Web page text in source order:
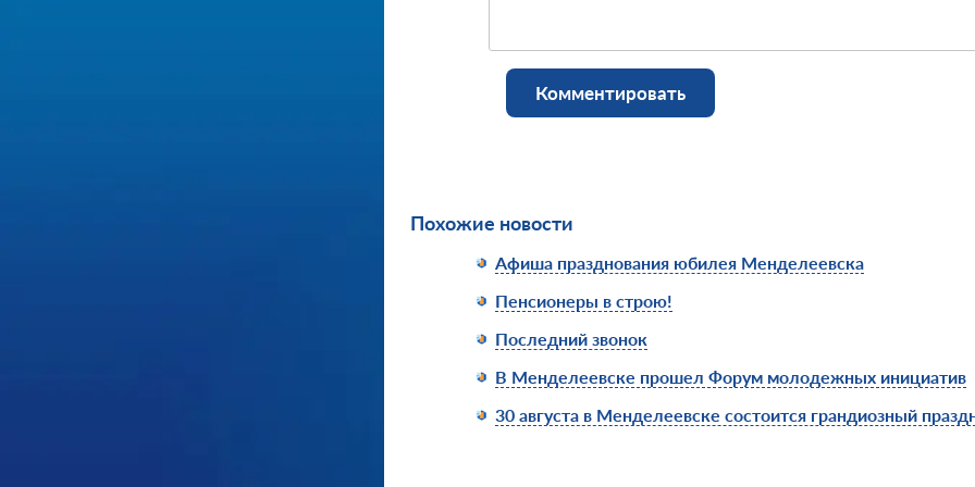
Комментировать
Похожие новости
Афиша празднования юбилея Менделеевска
Пенсионеры в строю!
Последний звонок
В Менделеевске прошел Форум молодежных инициатив
30 августа в Менделеевске состоится грандиозный